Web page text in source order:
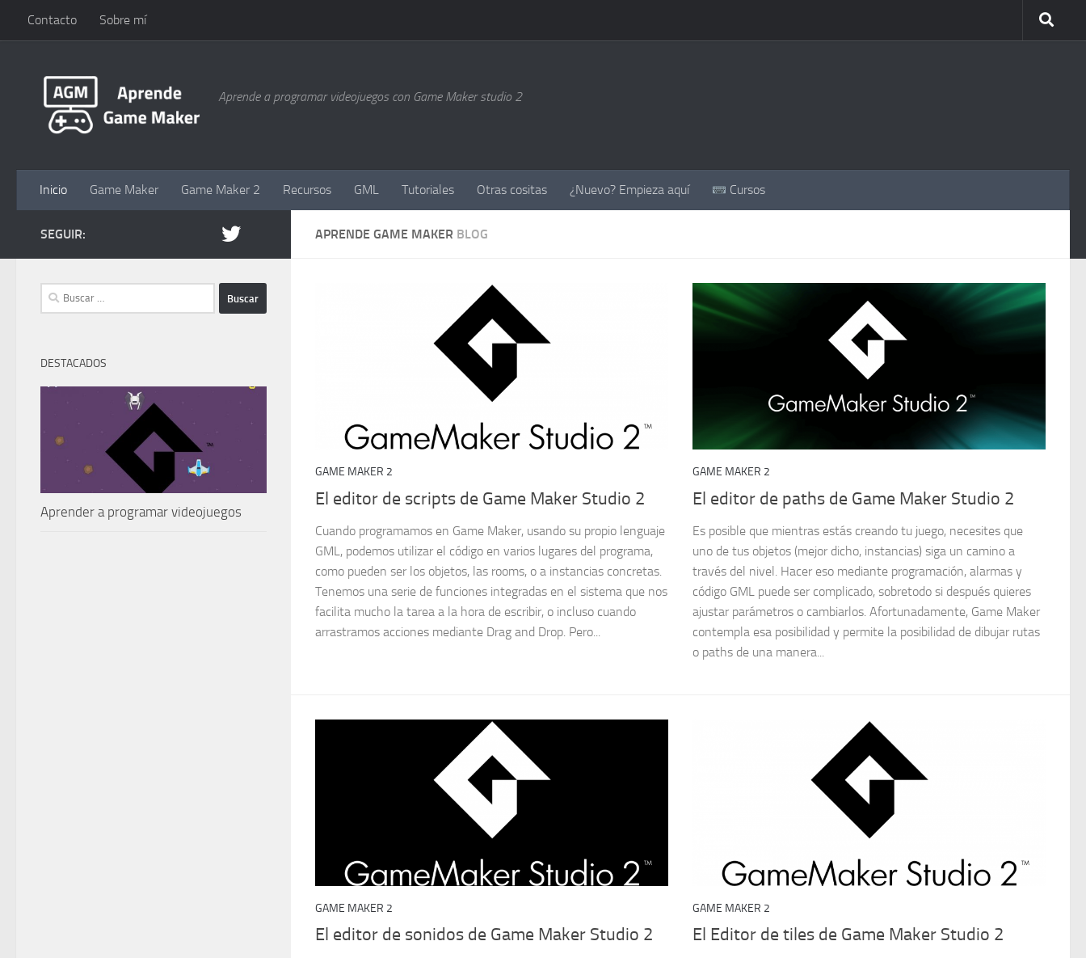
Saltar al contenido
Contacto Sobre mí
Aprende a programar videojuegos con Game Maker studio 2
Inicio Game Maker Game Maker 2 Recursos GML Tutoriales Otras cositas ¿Nuevo? Empieza aquí Cursos
APRENDE GAME MAKER BLOG
GAME MAKER 2
El editor de scripts de Game Maker Studio 2
Cuando programamos en Game Maker, usando su propio lenguaje
GML, podemos utilizar el código en varios lugares del programa,
como pueden ser los objetos, las rooms, o a instancias concretas.
Tenemos una serie de funciones integradas en el sistema que nos
facilita mucho la tarea a la hora de escribir, o incluso cuando
arrastramos acciones mediante Drag and Drop. Pero...
GAME MAKER 2
El editor de paths de Game Maker Studio 2
Es posible que mientras estás creando tu juego, necesites que
uno de tus objetos (mejor dicho, instancias) siga un camino a
través del nivel. Hacer eso mediante programación, alarmas y
código GML puede ser complicado, sobretodo si después quieres
ajustar parámetros o cambiarlos. Afortunadamente, Game Maker
contempla esa posibilidad y permite la posibilidad de dibujar rutas
o paths de una manera...
GAME MAKER 2
El editor de sonidos de Game Maker Studio 2
GAME MAKER 2
El Editor de tiles de Game Maker Studio 2
SEGUIR:
Buscar:
DESTACADOS
Aprender a programar videojuegos